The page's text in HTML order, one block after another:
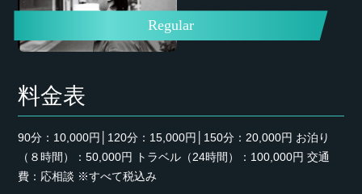
Regular
料金表
90分：10,000円│120分：15,000円│150分：20,000円 お泊り
（８時間）：50,000円 トラベル（24時間）：100,000円 交通
費：応相談 ※すべて税込み